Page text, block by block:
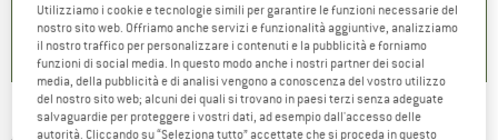
4,7(80)
4,7(63)
Utilizziamo i cookie e tecnologie simili per garantire le funzioni necessarie del
nostro sito web. Offriamo anche servizi e funzionalità aggiuntive, analizziamo
il nostro traffico per personalizzare i contenuti e la pubblicità e forniamo
funzioni di social media. In questo modo anche i nostri partner dei social
media, della pubblicità e di analisi vengono a conoscenza del vostro utilizzo
del nostro sito web; alcuni dei quali si trovano in paesi terzi senza adeguate
salvaguardie per proteggere i vostri dati, ad esempio dall'accesso delle
autorità. Cliccando su “Seleziona tutto” accettate che si proceda in questo